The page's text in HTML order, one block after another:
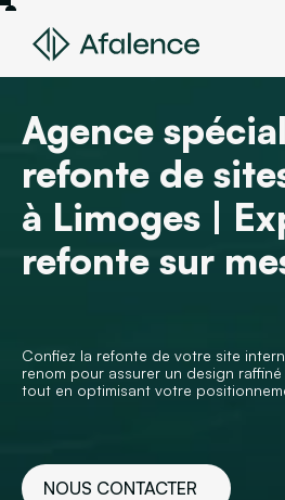
Agence
refonte de
à Limoges |
refonte sur
Confiez la refonte de votre site
renom pour assurer un design
tout en optimisant votre
NOUS CONTACTER